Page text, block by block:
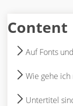
Content
Auf Fonts
Wie gehe ich
Untertitel